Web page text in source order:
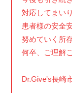
対応してまい
患者様の安全
努めていく所
何卒、ご理解
Dr.Give's長崎